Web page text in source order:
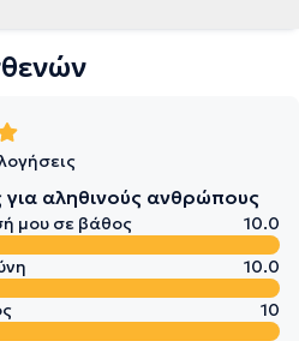
για αληθινούς ανθρώπους
μου σε βάθος
10.0
10.0
10